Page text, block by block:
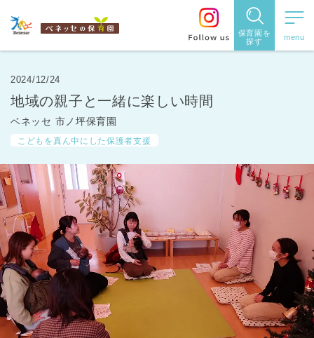
保育園を
探す
保育園を探す
住所・駅
名 から探
都道府県
東京都 全域
2024/12/24
地域の親子と一緒に楽しい時間
ベネッセ 市ノ坪保育園
こどもを真ん中にした保護者支援